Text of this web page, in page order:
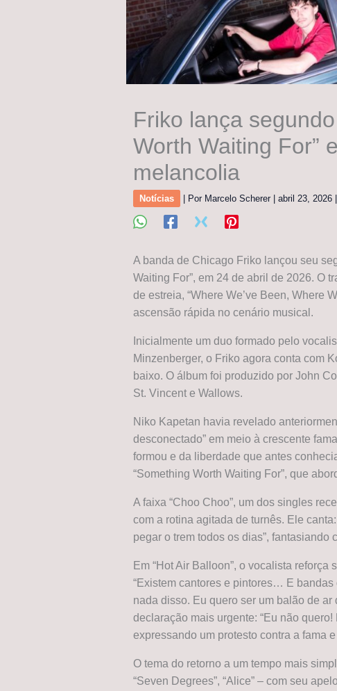
Friko lança
Worth Waiting For”
melancolia
Notícias | Por Marcelo Scherer abril 23, 2026
A banda de Chicago Friko lançou seu
Waiting For”, em 24 de abril de 2026. O
de estreia, “Where We’ve Been, Where
ascensão rápida no cenário musical.
Inicialmente um duo formado pelo
Minzenberger, o Friko agora conta com
baixo. O álbum foi produzido por John
St. Vincent e Wallows.
Niko Kapetan havia revelado
desconectado” em meio à crescente
formou e da liberdade que antes
“Something Worth Waiting For”, que
A faixa “Choo Choo”, um dos singles
com a rotina agitada de turnês. Ele
pegar o trem todos os dias”, fantasiando
Em “Hot Air Balloon”, o vocalista
“Existem cantores e pintores… E
nada disso. Eu quero ser um balão de ar
declaração mais urgente: “Eu não
expressando um protesto contra a fama
O tema do retorno a um tempo mais
“Seven Degrees”, “Alice” – com seu